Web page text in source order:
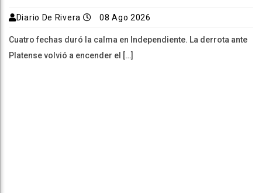
Diario De Rivera 08 Ago 2026
Cuatro fechas duró la calma en Independiente. La derrota ante
Platense volvió a encender el […]